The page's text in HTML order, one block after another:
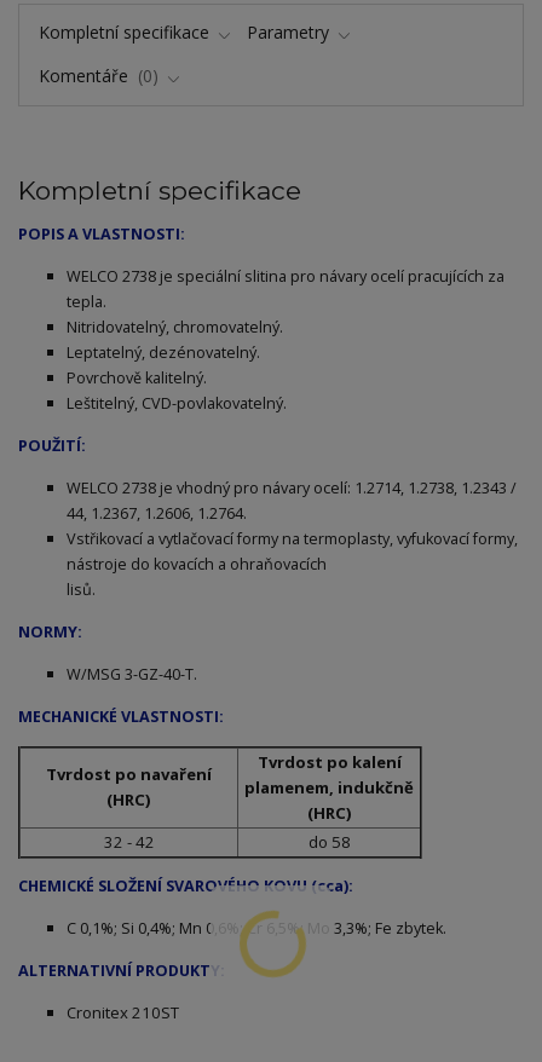
Kompletní specifikace
Parametry
Komentáře
0
Kompletní specifikace
POPIS A VLASTNOSTI:
WELCO 2738 je speciální slitina pro návary ocelí pracujících za
tepla.
Nitridovatelný, chromovatelný.
Leptatelný, dezénovatelný.
Povrchově kalitelný.
Leštitelný, CVD-povlakovatelný.
POUŽITÍ:
WELCO 2738 je vhodný pro návary ocelí: 1.2714, 1.2738, 1.2343 /
44, 1.2367, 1.2606, 1.2764.
Vstřikovací a vytlačovací formy na termoplasty, vyfukovací formy,
nástroje do kovacích a ohraňovacích
lisů.
NORMY:
W/MSG 3-GZ-40-T.
MECHANICKÉ VLASTNOSTI:
Tvrdost po navaření
(HRC)
Tvrdost po kalení
plamenem, indukčně
(HRC)
32 - 42
do 58
CHEMICKÉ SLOŽENÍ SVAROVÉHO KOVU (cca):
C 0,1%; Si 0,4%; Mn 0,6%; Cr 6,5%; Mo 3,3%; Fe zbytek.
ALTERNATIVNÍ PRODUKTY:
Cronitex 210ST